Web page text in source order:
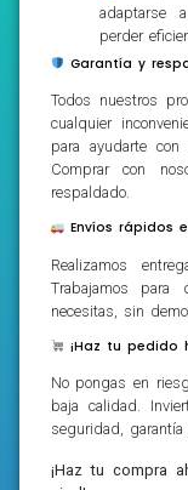
adaptarse
perder
Garantía y
Todos nuestros
cualquier
para ayudarte
Comprar con
respaldado.
Envíos rápidos
Realizamos
Trabajamos
necesitas, sin
¡Haz tu pedido
No pongas en
baja calidad.
seguridad,
¡Haz tu compra